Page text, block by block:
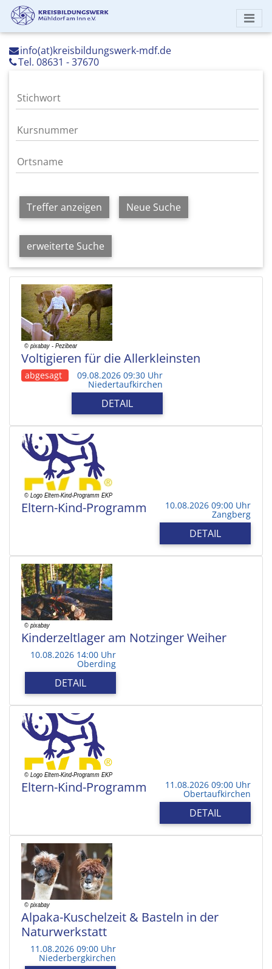
info(at)kreisbildungswerk-mdf.de
Tel. 08631 - 37670
Treffer anzeigen Neue Suche
erweiterte Suche
Voltigieren für die Allerkleinsten
abgesagt 09.08.2026 09:30 Uhr
Niedertaufkirchen
DETAIL
Eltern-Kind-Programm 10.08.2026 09:00 Uhr
Zangberg
DETAIL
Kinderzeltlager am Notzinger Weiher
10.08.2026 14:00 Uhr
Oberding
DETAIL
Eltern-Kind-Programm 11.08.2026 09:00 Uhr
Obertaufkirchen
DETAIL
Alpaka-Kuschelzeit & Basteln in der
Naturwerkstatt
11.08.2026 09:00 Uhr
Niederbergkirchen